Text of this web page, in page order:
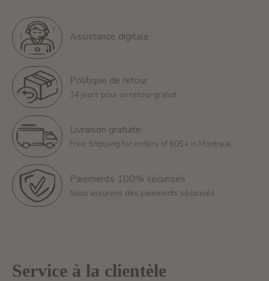
Assistance digitale
Politique de retour
14 jours pour un retour gratuit
Livraison gratuite
Free Shipping for orders of 60$+ in Montreal
Paiements 100% sécurisés
Nous assurons des paiements sécurisés
Service à la clientèle